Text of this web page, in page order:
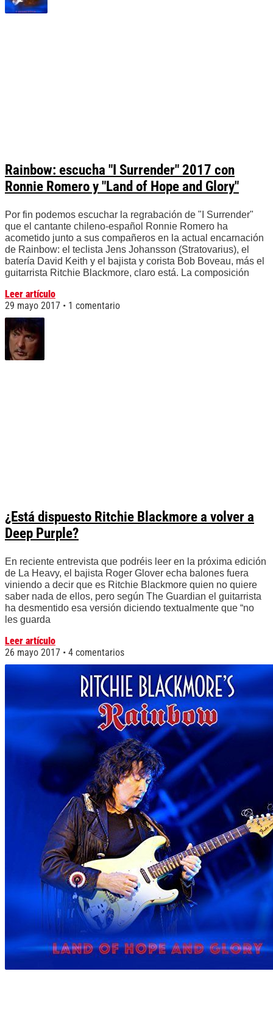
Rainbow: escucha "I Surrender" 2017 con
Ronnie Romero y "Land of Hope and Glory"
Por fin podemos escuchar la regrabación de "I Surrender"
que el cantante chileno-español Ronnie Romero ha
acometido junto a sus compañeros en la actual encarnación
de Rainbow: el teclista Jens Johansson (Stratovarius), el
batería David Keith y el bajista y corista Bob Boveau, más el
guitarrista Ritchie Blackmore, claro está. La composición
Leer artículo
29 mayo 2017
1 comentario
¿Está dispuesto Ritchie Blackmore a volver a
Deep Purple?
En reciente entrevista que podréis leer en la próxima edición
de La Heavy, el bajista Roger Glover echa balones fuera
viniendo a decir que es Ritchie Blackmore quien no quiere
saber nada de ellos, pero según The Guardian el guitarrista
ha desmentido esa versión diciendo textualmente que “no
les guarda
Leer artículo
26 mayo 2017
4 comentarios